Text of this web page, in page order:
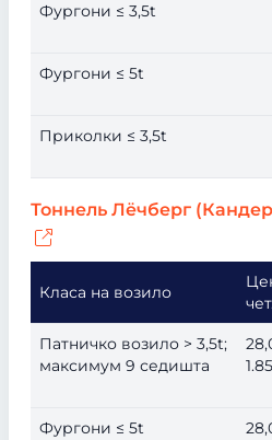
Фургони ≤ 3,5t
Фургони ≤ 5t
Приколки ≤ 3,5t
Тоннель Лёчберг
Класа на возило
Патничко возило > 3,5t;
максимум 9 седишта
Фургони ≤ 5t